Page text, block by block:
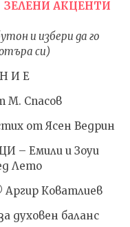
ЗЕЛЕНИ АКЦЕНТИ
и избери да го
си)
И Е
М. Спасов
от Ясен Ведрин
– Емили и Зоуи
Лето
Коватлиев
баланс